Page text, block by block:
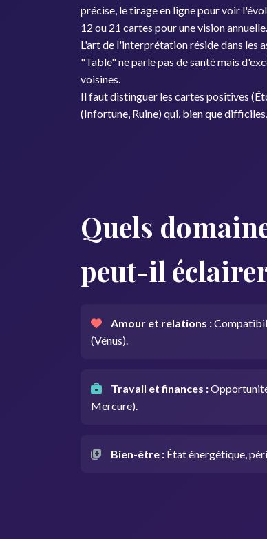
précise, le tirage en ligne pour voir
12 ou 21 cartes pour une vision annuelle.
L'art de l'interprétation réside dans les
"Table" ne parle pas de santé mais
voisines.
Il faut distinguer les cartes positives
(Infortune, Ruine) qui, bien que
Quels
peut-il
Amour et relations :
(Vénus).
Travail et finances :
Mercure).
Bien-être : État énergétique,